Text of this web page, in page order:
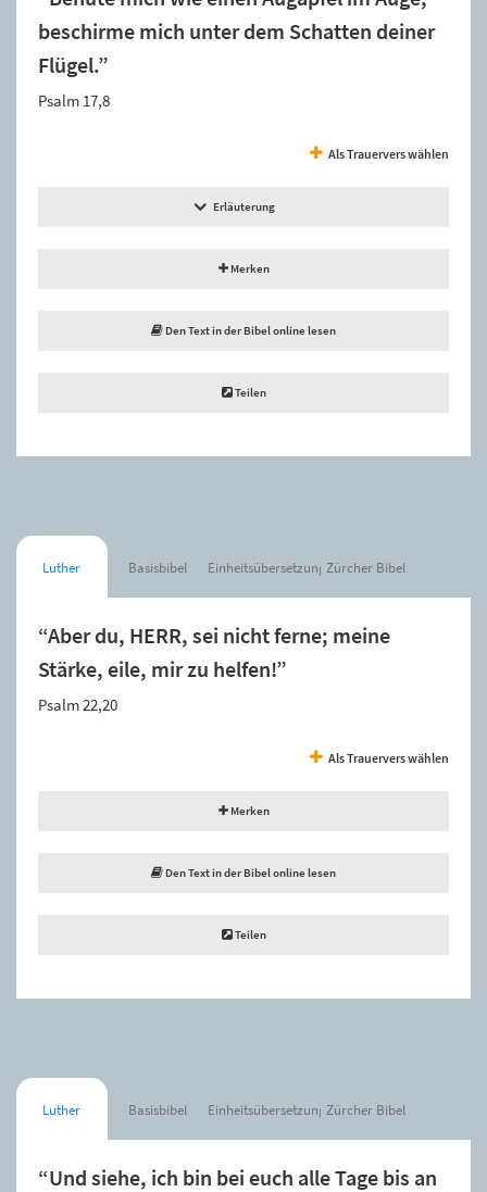
beschirme mich unter dem Schatten deiner
Flügel.”
Psalm 17,8
Als Trauervers wählen
Erläuterung
Merken
Den Text in der Bibel online lesen
Teilen
Luther Basisbibel Einheitsübersetzung Zürcher Bibel
“Aber du, HERR, sei nicht ferne; meine
Stärke, eile, mir zu helfen!”
Psalm 22,20
Als Trauervers wählen
Merken
Den Text in der Bibel online lesen
Teilen
Luther Basisbibel Einheitsübersetzung Zürcher Bibel
“Und siehe, ich bin bei euch alle Tage bis an